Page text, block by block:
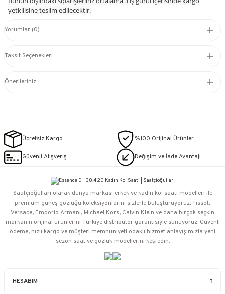
yetkilisine teslim edilecektir.
Yorumlar (0)
Taksit Seçenekleri
Önerileriniz
Ücretsiz Kargo %100 Orijinal Ürünler
Güvenli Alışveriş Değişim ve İade Avantajı
HESABIM
Saatçioğulları⁠ olarak dünya markası erkek ve kadın kol saati modelleri ile
premium güneş gözlüğü koleksiyonlarını sizlerle buluşturuyoruz. Tissot,
Versace, Emporio Armani, Michael Kors, Calvin Klein ve daha birçok seçkin
markanın orijinal ürünlerini Türkiye distribütör garantisiyle sunuyoruz. Güvenli
ödeme, hızlı kargo ve müşteri memnuniyeti odaklı hizmet anlayışımızla yeni
sezon saat ve gözlük modellerini keşfedin.